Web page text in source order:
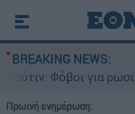
BREAKING NEWS:
Φόβοι για
Πρωινή ενημέρωση: